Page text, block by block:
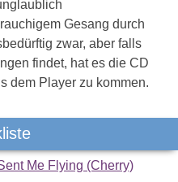
Gesang durch
zwar, aber falls
findet, hat es die CD
dem Player zu kommen.
Me Flying (Cherry)